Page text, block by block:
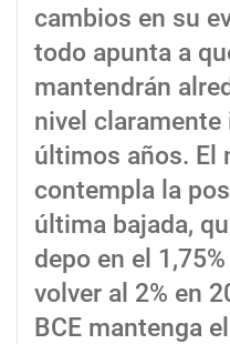
cambios en su
todo apunta a
mantendrán
nivel
últimos años. El
contempla la
última bajada,
depo en el
volver al 2% en
BCE mantenga